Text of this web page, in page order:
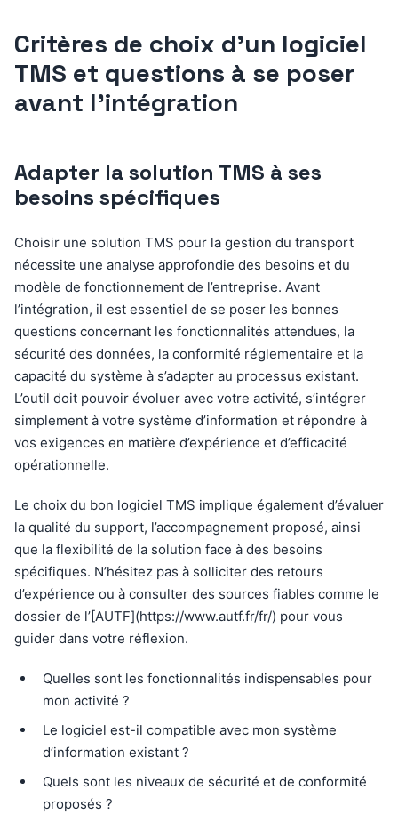
Critères de choix d’un logiciel
TMS et questions à se poser
avant l’intégration
Adapter la solution TMS à ses
besoins spécifiques
Choisir une solution TMS pour la gestion du transport
nécessite une analyse approfondie des besoins et du
modèle de fonctionnement de l’entreprise. Avant
l’intégration, il est essentiel de se poser les bonnes
questions concernant les fonctionnalités attendues, la
sécurité des données, la conformité réglementaire et la
capacité du système à s’adapter au processus existant.
L’outil doit pouvoir évoluer avec votre activité, s’intégrer
simplement à votre système d’information et répondre à
vos exigences en matière d’expérience et d’efficacité
opérationnelle.
Le choix du bon logiciel TMS implique également d’évaluer
la qualité du support, l’accompagnement proposé, ainsi
que la flexibilité de la solution face à des besoins
spécifiques. N’hésitez pas à solliciter des retours
d’expérience ou à consulter des sources fiables comme le
dossier de l’[AUTF](https://www.autf.fr/fr/) pour vous
guider dans votre réflexion.
Quelles sont les fonctionnalités indispensables pour
mon activité ?
Le logiciel est-il compatible avec mon système
d’information existant ?
Quels sont les niveaux de sécurité et de conformité
proposés ?